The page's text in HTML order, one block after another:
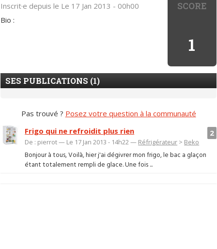
SCORE
1
Inscrit·e depuis le Le 17 Jan 2013 - 00h00
Bio :
SES PUBLICATIONS (1)
Pas trouvé ? Posez votre question à la communauté
2
Frigo qui ne refroidit plus rien
De : pierrot — Le 17 Jan 2013 - 14h22 — Réfrigérateur > Beko
Bonjour à tous, Voilà, hier j'ai dégivrer mon frigo, le bac a glaçon
étant totalement rempli de glace. Une fois ...